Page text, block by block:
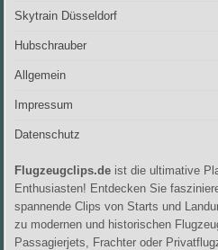
Skytrain Düsseldorf
Hubschrauber
Allgemein
Impressum
Datenschutz
Flugzeugclips.de ist die ultimative
Enthusiasten! Entdecken Sie
spannende Clips von Starts und
zu modernen und historischen
Passagierjets, Frachter oder